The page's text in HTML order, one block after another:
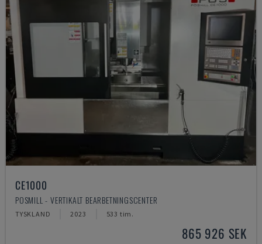
CE1000
POSMILL - VERTIKALT BEARBETNINGSCENTER
TYSKLAND 2023 533 tim.
865 926 SEK